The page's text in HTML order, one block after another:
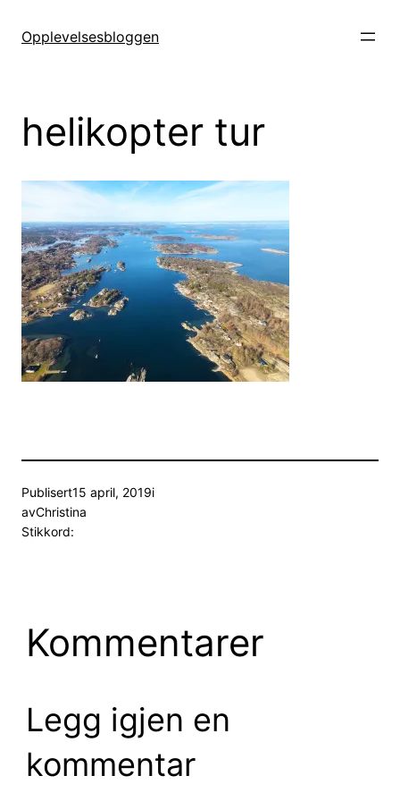
Opplevelsesbloggen
helikopter tur
Publisert15 april, 2019i
avChristina
Stikkord:
Kommentarer
Legg igjen en
kommentar